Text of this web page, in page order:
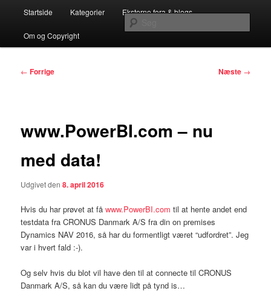
primært
indholdSystemconnects Teknikblog
Startside Kategorier Eksterne fora & blogs
Om og Copyright
Indlægsnavigation
← Forrige Næste →
www.PowerBI.com – nu
med data!
Udgivet den8. april 2016
Hvis du har prøvet at fåwww.PowerBI.com til at hente andet end
testdata fra CRONUS Danmark A/S fra din on premises
Dynamics NAV 2016, så har du formentligt været “udfordret”. Jeg
var i hvert fald :-).
Og selv hvis du blot vil have den til at connecte til CRONUS
Danmark A/S, så kan du være lidt på tynd is…